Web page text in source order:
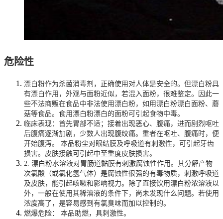
危险性
漂白粉作为杀菌消毒剂，正确使用对人体是安全的。但漂白粉具
有漂白作用，外观与面粉近似，若混入面粉，很难鉴定。因此一
些不法商贩在食品中非法使用漂白粉，如用漂白粉漂白面粉、蘑
菇等食品。食用漂白粉漂白的面粉可引起食物中毒。
临床表现：首先胃部不适；接着出现恶心、腹痛，进而剧烈呕吐
后腹痛逐渐加剧，少数人出现腹绞痛。重者在呕吐、腹痛时，便
开始腹泻。 本品粉尘对眼结膜及呼吸道有刺激性，可引起牙齿
损害。皮肤接触可引起中至重度皮肤损害。
2. 漂白粉水溶液对胃肠道黏膜有刺激腐蚀性作用。其分解产物
次氯酸（或氯化氢气体）是腐蚀性很强的有毒物质，刺激呼吸道
及皮肤，能引起咳嗽和影响视力。除了直接饮用漂白粉浓溶液以
外，一般在使用其稀溶液的条件下，尚未发现什么问题。若使用
浓度高了，是容易感到有氯臭味而加以控制的。
燃爆危险： 本品助燃，具刺激性。